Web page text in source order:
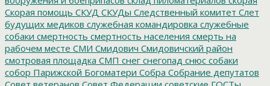
Скорая помощь СКУД СКУДы Следственный комитет Слет
будущих медиков служебная командировка служебные
собаки смертность смертность населения смерть на
рабочем месте СМИ Смидович Смидовичский район
смотровая площадка СМП снег снегопад снюс собаки
собор Парижской Богоматери Собра Собрание депутатов